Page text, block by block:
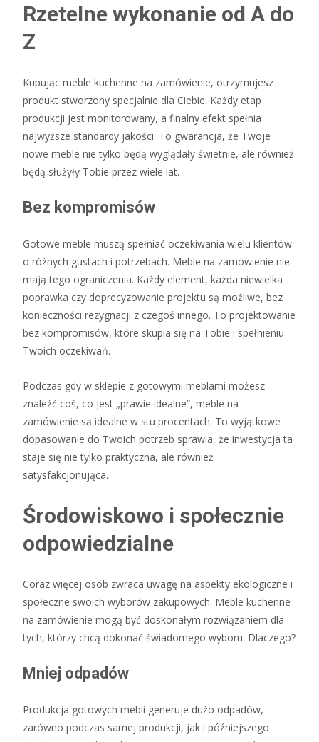
Rzetelne wykonanie od A do
Z
Kupując meble kuchenne na zamówienie, otrzymujesz
produkt stworzony specjalnie dla Ciebie. Każdy etap
produkcji jest monitorowany, a finalny efekt spełnia
najwyższe standardy jakości. To gwarancja, że Twoje
nowe meble nie tylko będą wyglądały świetnie, ale również
będą służyły Tobie przez wiele lat.
Bez kompromisów
Gotowe meble muszą spełniać oczekiwania wielu klientów
o różnych gustach i potrzebach. Meble na zamówienie nie
mają tego ograniczenia. Każdy element, każda niewielka
poprawka czy doprecyzowanie projektu są możliwe, bez
konieczności rezygnacji z czegoś innego. To projektowanie
bez kompromisów, które skupia się na Tobie i spełnieniu
Twoich oczekiwań.
Podczas gdy w sklepie z gotowymi meblami możesz
znaleźć coś, co jest „prawie idealne”, meble na
zamówienie są idealne w stu procentach. To wyjątkowe
dopasowanie do Twoich potrzeb sprawia, że inwestycja ta
staje się nie tylko praktyczna, ale również
satysfakcjonująca.
Środowiskowo i społecznie
odpowiedzialne
Coraz więcej osób zwraca uwagę na aspekty ekologiczne i
społeczne swoich wyborów zakupowych. Meble kuchenne
na zamówienie mogą być doskonałym rozwiązaniem dla
tych, którzy chcą dokonać świadomego wyboru. Dlaczego?
Mniej odpadów
Produkcja gotowych mebli generuje dużo odpadów,
zarówno podczas samej produkcji, jak i późniejszego